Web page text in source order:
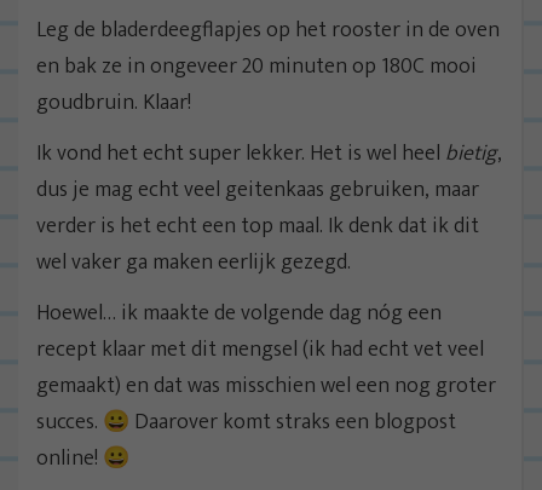
Leg de bladerdeegflapjes op het rooster in de oven
en bak ze in ongeveer 20 minuten op 180C mooi
goudbruin. Klaar!
Ik vond het echt super lekker. Het is wel heel bietig,
dus je mag echt veel geitenkaas gebruiken, maar
verder is het echt een top maal. Ik denk dat ik dit
wel vaker ga maken eerlijk gezegd.
Hoewel… ik maakte de volgende dag nóg een
recept klaar met dit mengsel (ik had echt vet veel
gemaakt) en dat was misschien wel een nog groter
succes. 😀 Daarover komt straks een blogpost
online! 😀